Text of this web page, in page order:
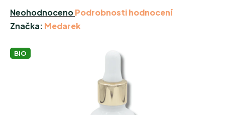
Průměrné
hodnocení
je
NeohodnocenoPodrobnosti hodnocení
Značka: Medarek
BIO